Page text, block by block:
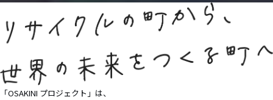
「OSAKINI プロジェクト」は、